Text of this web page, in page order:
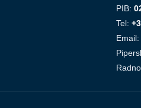
PIB:
Tel:
Email: